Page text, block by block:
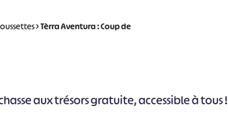
>Tèrra Aventura : Coup de
aux trésors gratuite, accessible à tous !